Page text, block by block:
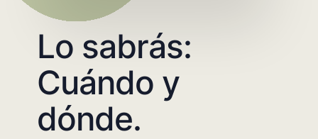
Lo sabrás:
Cuándo y
dónde.